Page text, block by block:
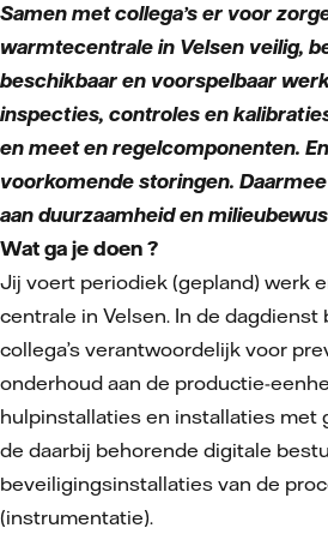
Samen met collega’s er voor
warmtecentrale in Velsen veilig,
beschikbaar en voorspelbaar
inspecties, controles en
en meet en regelcomponenten.
voorkomende storingen.
aan duurzaamheid en
Wat ga je doen ?
Jij voert periodiek (gepland) werk
centrale in Velsen. In de dagdienst
collega’s verantwoordelijk voor
onderhoud aan de productie-
hulpinstallaties en installaties met
de daarbij behorende digitale
beveiligingsinstallaties van de
(instrumentatie).